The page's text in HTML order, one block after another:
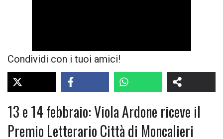
Condividi con i tuoi amici!
13 e 14 febbraio: Viola Ardone riceve il
Premio Letterario Città di Moncalieri